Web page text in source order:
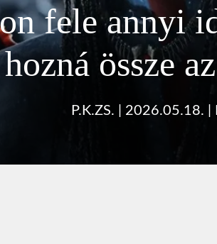
fele annyi
össze
P.K.ZS. 2026.05.18.